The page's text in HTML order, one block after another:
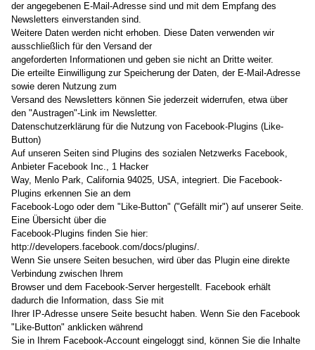
der angegebenen E-Mail-Adresse sind und mit dem Empfang des
Newsletters einverstanden sind.
Weitere Daten werden nicht erhoben. Diese Daten verwenden wir
ausschließlich für den Versand der
angeforderten Informationen und geben sie nicht an Dritte weiter.
Die erteilte Einwilligung zur Speicherung der Daten, der E-Mail-Adresse
sowie deren Nutzung zum
Versand des Newsletters können Sie jederzeit widerrufen, etwa über
den "Austragen"-Link im Newsletter.
Datenschutzerklärung für die Nutzung von Facebook-Plugins (Like-
Button)
Auf unseren Seiten sind Plugins des sozialen Netzwerks Facebook,
Anbieter Facebook Inc., 1 Hacker
Way, Menlo Park, California 94025, USA, integriert. Die Facebook-
Plugins erkennen Sie an dem
Facebook-Logo oder dem "Like-Button" ("Gefällt mir") auf unserer Seite.
Eine Übersicht über die
Facebook-Plugins finden Sie hier:
http://developers.facebook.com/docs/plugins/.
Wenn Sie unsere Seiten besuchen, wird über das Plugin eine direkte
Verbindung zwischen Ihrem
Browser und dem Facebook-Server hergestellt. Facebook erhält
dadurch die Information, dass Sie mit
Ihrer IP-Adresse unsere Seite besucht haben. Wenn Sie den Facebook
"Like-Button" anklicken während
Sie in Ihrem Facebook-Account eingeloggt sind, können Sie die Inhalte